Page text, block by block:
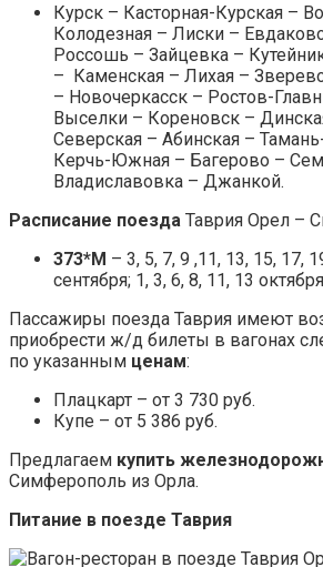
Курск – Касторная-Курская –
Колодезная – Лиски –
Россошь – Зайцевка –
– Каменская – Лихая –
– Новочеркасск – Ростов-
Выселки – Кореновск –
Северская – Абинская –
Керчь-Южная – Багерово –
Владиславовка – Джанкой.
Расписание поезда Таврия Орел –
373*М – 3, 5, 7, 9 ,11, 13, 15, 17,
сентября; 1, 3, 6, 8, 11, 13
Пассажиры поезда Таврия имеют
приобрести ж/д билеты в вагонах
по указанным ценам:
Плацкарт – от 3 730 руб.
Купе – от 5 386 руб.
Предлагаем купить
Симферополь из Орла.
Питание в поезде Таврия